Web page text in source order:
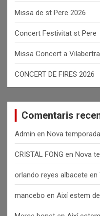
Missa de st Pere 2026
Concert Festivitat st Pere
Missa Concert a
CONCERT DE FIRES 2026
Comentaris
Admin en Nova
CRISTAL FONG en Nova
orlando reyes albacete en
mancebo en Així estem